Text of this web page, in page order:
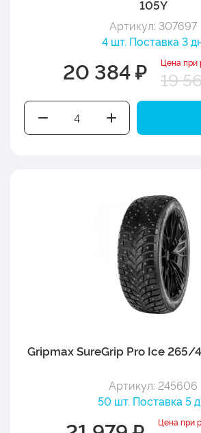
105Y
Артикул: 307697
4 шт. Поставка 3
20 384 ₽ Цена при
19
Gripmax SureGrip Pro Ice 265/
Артикул: 245606
50 шт. Поставка 5
Цена при